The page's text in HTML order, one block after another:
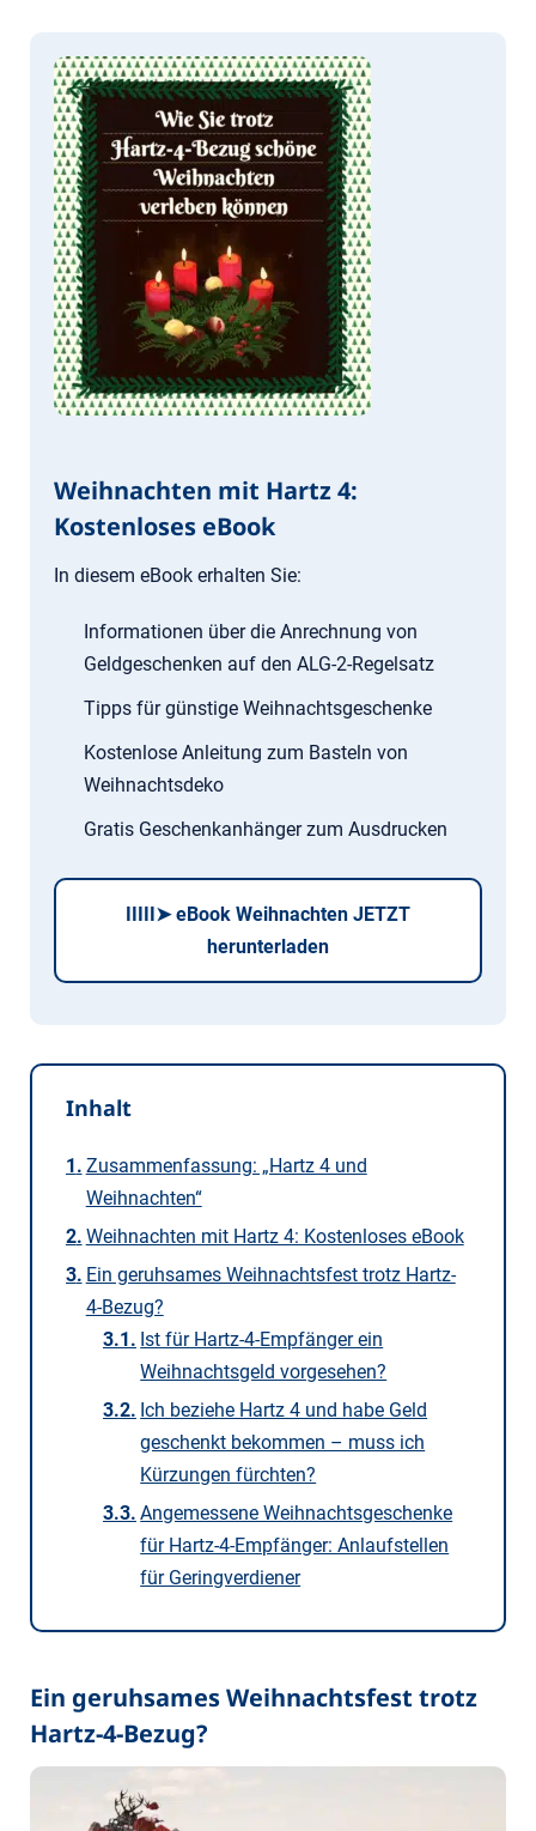
Weihnachten mit Hartz 4:
Kostenloses eBook
In diesem eBook erhalten Sie:
Informationen über die Anrechnung von
Geldgeschenken auf den ALG-2-Regelsatz
Tipps für günstige Weihnachtsgeschenke
Kostenlose Anleitung zum Basteln von
Weihnachtsdeko
Gratis Geschenkanhänger zum Ausdrucken
IIIII➤ eBook Weihnachten JETZT
herunterladen
Inhalt
Zusammenfassung: „Hartz 4 und
Weihnachten“
Weihnachten mit Hartz 4: Kostenloses eBook
Ein geruhsames Weihnachtsfest trotz Hartz-
4-Bezug?
Ist für Hartz-4-Empfänger ein
Weihnachtsgeld vorgesehen?
Ich beziehe Hartz 4 und habe Geld
geschenkt bekommen – muss ich
Kürzungen fürchten?
Angemessene Weihnachtsgeschenke
für Hartz-4-Empfänger: Anlaufstellen
für Geringverdiener
Ein geruhsames Weihnachtsfest trotz
Hartz-4-Bezug?